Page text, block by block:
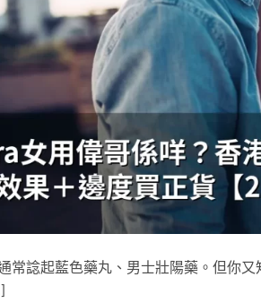
常諗起藍色藥丸、男士壯陽藥。但你